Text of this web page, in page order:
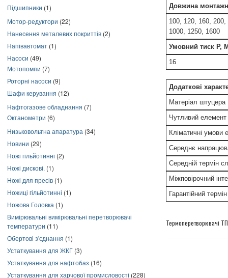
Підшипники (1)
Мотор-редуктори (22)
Нанесення металевих покриттів (2)
Напівавтомат (1)
Насоси (49)
Мотопомпи (7)
Роторні насоси (9)
Шафи керування (12)
Нафтогазове обладнання (7)
Октанометри (6)
Низьковольтна апаратура (34)
Новини (29)
Ножі гільйотинні (2)
Ножі дискові. (1)
Ножі для пресів (1)
Ножиці гільйотинні (1)
Ножова Головка (1)
Вимірювальні вимірювальні перетворювачі
температури (11)
Обертові з'єднання (1)
Устаткування для ЖКГ (3)
Устаткування для нафтобаз (16)
Устаткування для харчової промисловості (228)
Довжина
100, 120, 160,
1000, 1250, 1600
Умовний тиск Р,
16
Додаткові
Матеріал штуцера
Чутливий елемент
Кліматичні умови
Середнє
Середній термін
Міжповірочний
Гарантійний
Термоперетворювачі